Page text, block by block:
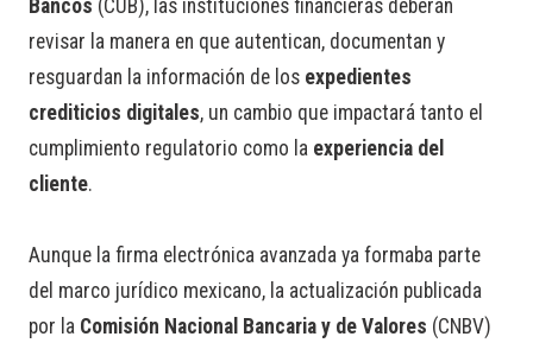
Bancos (CUB), las instituciones financieras deberán
revisar la manera en que autentican, documentan y
resguardan la información de los expedientes
crediticios digitales, un cambio que impactará tanto el
cumplimiento regulatorio como la experiencia del
cliente.
Aunque la firma electrónica avanzada ya formaba parte
del marco jurídico mexicano, la actualización publicada
por la Comisión Nacional Bancaria y de Valores (CNBV)